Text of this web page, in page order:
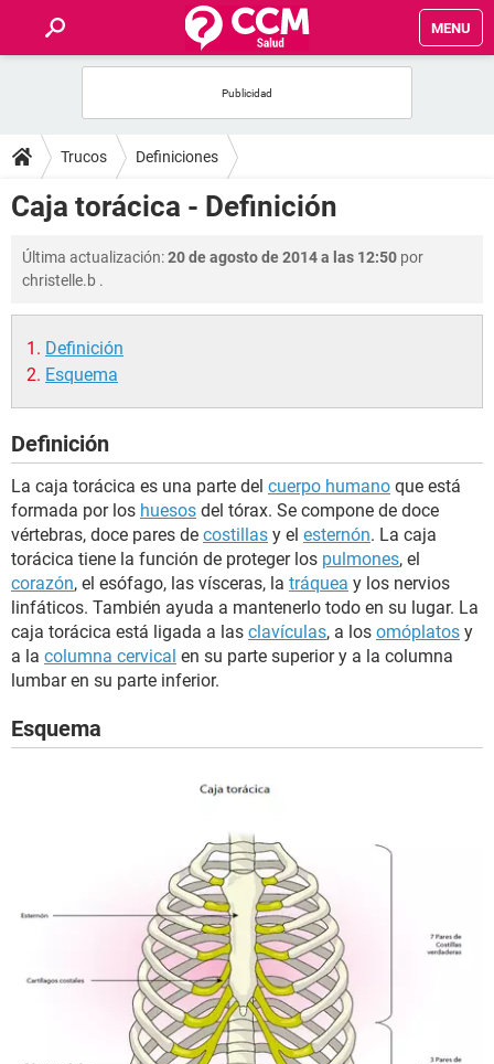
MENU
FOROS
SALUD
FAMILIA
NUTRICIÓN
BIENESTAR
GLOSARIO
Trucos Definiciones
Caja torácica - Definición
Última actualización:20 de agosto de 2014 a las 12:50 por
christelle.b .
Definición
Esquema
Definición
La caja torácica es una parte del cuerpo humano que está
formada por los huesos del tórax. Se compone de doce
vértebras, doce pares de costillas y el esternón. La caja
torácica tiene la función de proteger los pulmones, el
corazón, el esófago, las vísceras, la tráquea y los nervios
linfáticos. También ayuda a mantenerlo todo en su lugar. La
caja torácica está ligada a las clavículas, a los omóplatos y
a la columna cervical en su parte superior y a la columna
lumbar en su parte inferior.
Esquema